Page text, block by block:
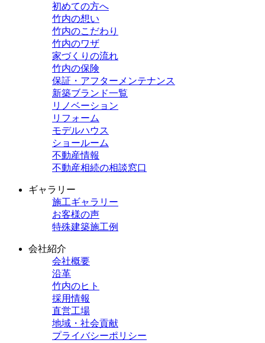
初めての方へ
竹内の想い
竹内のこだわり
竹内のワザ
家づくりの流れ
竹内の保険
保証・アフターメンテナンス
新築ブランド一覧
リノベーション
リフォーム
モデルハウス
ショールーム
不動産情報
不動産相続の相談窓口
ギャラリー
施工ギャラリー
お客様の声
特殊建築施工例
会社紹介
会社概要
沿革
竹内のヒト
採用情報
直営工場
地域・社会貢献
プライバシーポリシー